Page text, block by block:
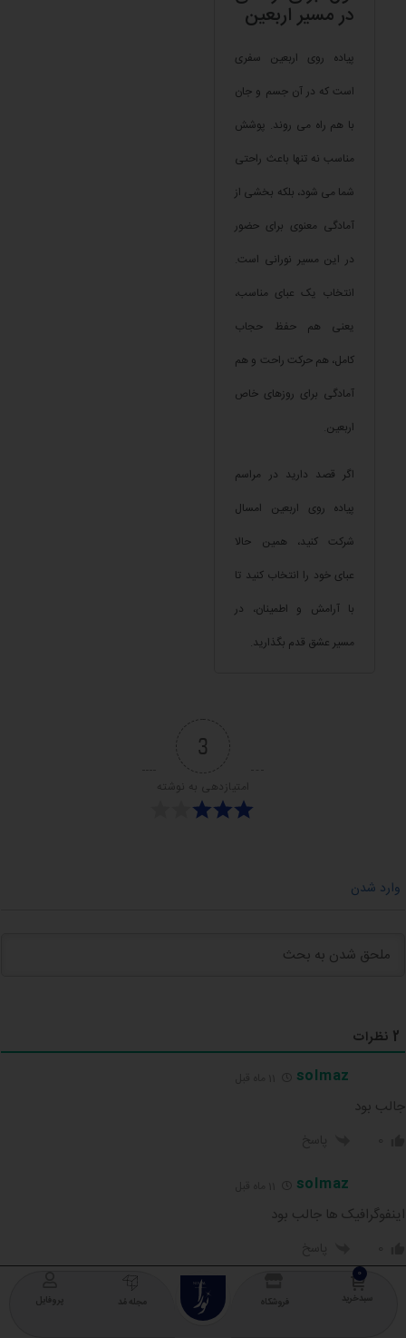
سبدخرید فروشگاه
NOURA
مجله مُد پروفایل
در مسیر اربعین
پیاده روی اربعین سفری
است که در آن جسم و جان
با هم راه می روند. پوشش
مناسب نه تنها باعث راحتی
شما می شود، بلکه بخشی از
آمادگی معنوی برای حضور
در این مسیر نورانی است.
انتخاب یک عبای مناسب،
یعنی هم حفظ حجاب
کامل، هم حرکت راحت و هم
آمادگی برای روزهای خاص
اربعین.
اگر قصد دارید در مراسم
پیاده روی اربعین امسال
شرکت کنید، همین حالا
عبای خود را انتخاب کنید تا
با آرامش و اطمینان، در
مسیر عشق قدم بگذارید.
3
امتیازدهی به نوشته
وارد شدن
2 نظرات
solmaz
جالب بود
solmaz
اینفوگرافیک ها جالب بود